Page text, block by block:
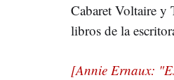
Cabaret Voltaire y
libros de la
[Annie Ernaux: